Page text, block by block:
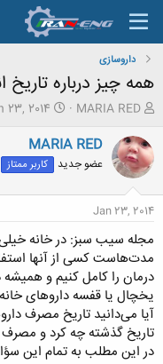
داروسازی
همه چیز درباره تاریخ
ش
و
ع
ک
ه
م
و
ض
و
ع
MARIA RED
ت
ر
ی
خ
ع
23, 2014
MARIA RED
عضو جدید کاربر ممتاز
Jan 23, 2014
مجله سیب سبز: در خانه
مدت‌هاست کسی از آنها
درمان را کامل کنیم و همیشه
یخچال یا قفسه داروهای
آیا می‌دانید تاریخ مصرف
تاریخ گذشته چه کرد و مصرف
در این مطلب به تمام این